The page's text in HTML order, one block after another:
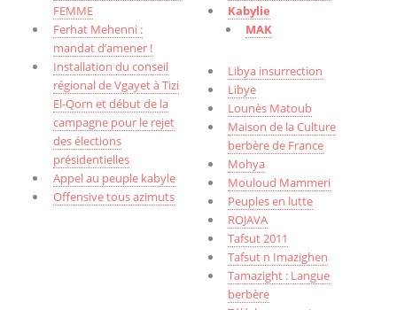
FEMME
Ferhat Mehenni :
mandat d’amener !
Installation du conseil
régional de Vgayet à Tizi
El-Qorn et début de la
campagne pour le rejet
des élections
présidentielles
Appel au peuple kabyle
Offensive tous azimuts
Kabylie
MAK
Libya insurrection
Libye
Lounès Matoub
Maison de la Culture
berbère de France
Mohya
Mouloud Mammeri
Peuples en lutte
ROJAVA
Tafsut 2011
Tafsut n Imazighen
Tamazight : Langue
berbère